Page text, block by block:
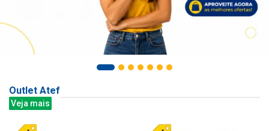
Outlet Atef
Veja mais